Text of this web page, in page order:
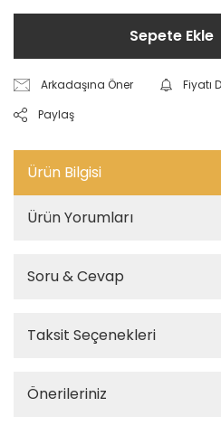
Sepete Ekle
Arkadaşına Öner
Fiyatı
Paylaş
Ürün Bilgisi
Ürün Yorumları
Soru & Cevap
Taksit Seçenekleri
Önerileriniz